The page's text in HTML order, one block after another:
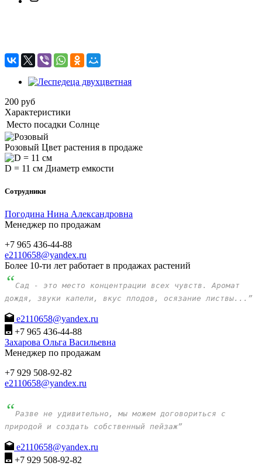
200 руб
Характеристики
Место посадки Солнце
Розовый Цвет растения в продаже
D = 11 см Диаметр емкости
Сотрудники
Погодина Нина Александровна
Менеджер по продажам
+7 965 436-44-88
e2110658@yandex.ru
Более 10-ти лет работает в продажах растений
“ Сад - это место концентрации всех чувств. Аромат
дождя, звуки капели, вкус плодов, осязание листвы...”
e2110658@yandex.ru
+7 965 436-44-88
Захарова Ольга Васильевна
Менеджер по продажам
+7 929 508-92-82
e2110658@yandex.ru
“Разве не удивительно, мы можем договориться с
природой и создать собственный пейзаж”
e2110658@yandex.ru
+7 929 508-92-82